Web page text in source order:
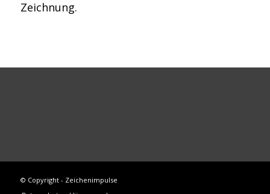
Zeichnung.
© Copyright - Zeichenimpulse